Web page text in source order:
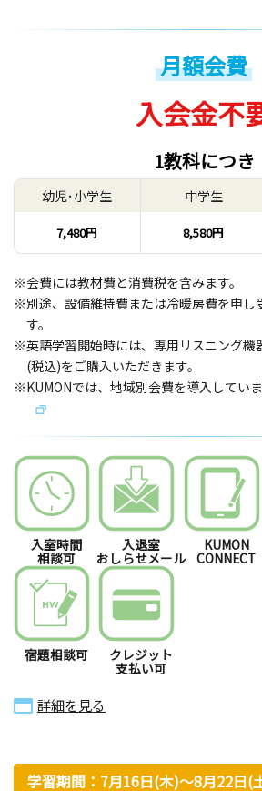
月額会費
入会金不
1教科につき
幼児･小学生
7,480円
中学生
8,580円
※会費には教材費と消費税を含みます。
※別途、設備維持費または冷暖房費を申し
す。
※英語学習開始時には、専用リスニング
(税込)をご購入いただきます。
※KUMONでは、地域別会費を導入してい
入室時間
相談可
入退室
おしらせメール
KUMON
CONNECT
宿題相談可 クレジット
支払い可
詳細を見る
学習期間：7月16日(木)〜8月22日(